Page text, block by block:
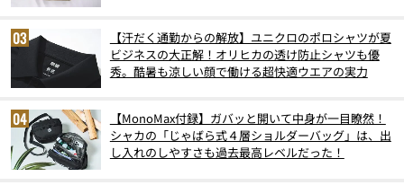
【汗だく通勤からの解放】ユニクロのポロシャツが夏
ビジネスの大正解！オリヒカの透け防止シャツも優
秀。酷暑も涼しい顔で働ける超快適ウエアの実力
【MonoMax付録】ガバッと開いて中身が一目瞭然！
シャカの「じゃばら式４層ショルダーバッグ」は、出
し入れのしやすさも過去最高レベルだった！